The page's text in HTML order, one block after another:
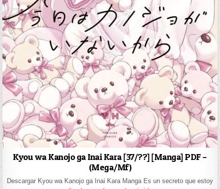
Kyou wa Kanojo ga Inai Kara [37/??] [Manga] PDF –
(Mega/Mf)
Descargar Kyou wa Kanojo ga Inai Kara Manga Es un secreto que estoy